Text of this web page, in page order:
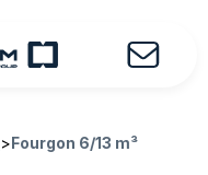
>Fourgon 6/13 m³